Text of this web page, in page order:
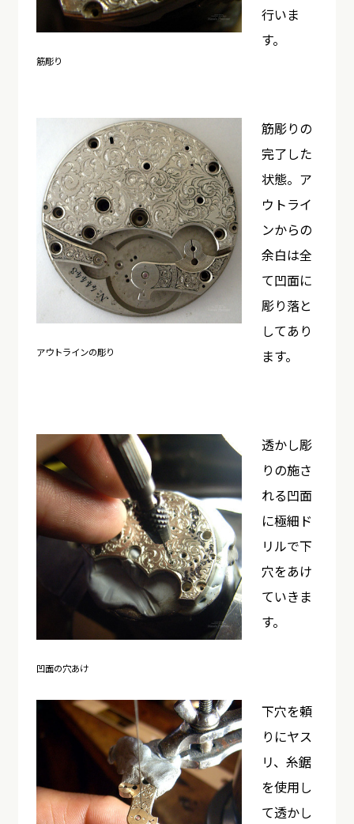
筋彫り
行いま
す。
アウトラインの彫り
筋彫りの
完了した
状態。ア
ウトライ
ンからの
余白は全
て凹面に
彫り落と
してあり
ます。
凹面の穴あけ
透かし彫
りの施さ
れる凹面
に極細ド
リルで下
穴をあけ
ていきま
す。
下穴を頼
りにヤス
リ、糸鋸
を使用し
て透かし